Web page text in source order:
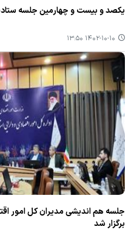
یكصد و بیست و چهارمین جلسه
۱۴۰۲-۱۰-۱۰ ۱۳:۵۰
برگزار شد